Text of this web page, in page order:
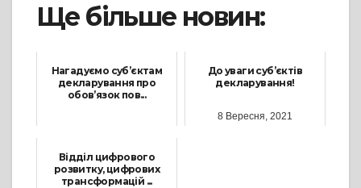
Ще більше новин:
Нагадуємо суб’єктам
декларування про
обов’язок пов...
До уваги суб’єктів
декларування!
8 Вересня, 2021
Відділ цифрового
розвитку, цифрових
трансформацій ...